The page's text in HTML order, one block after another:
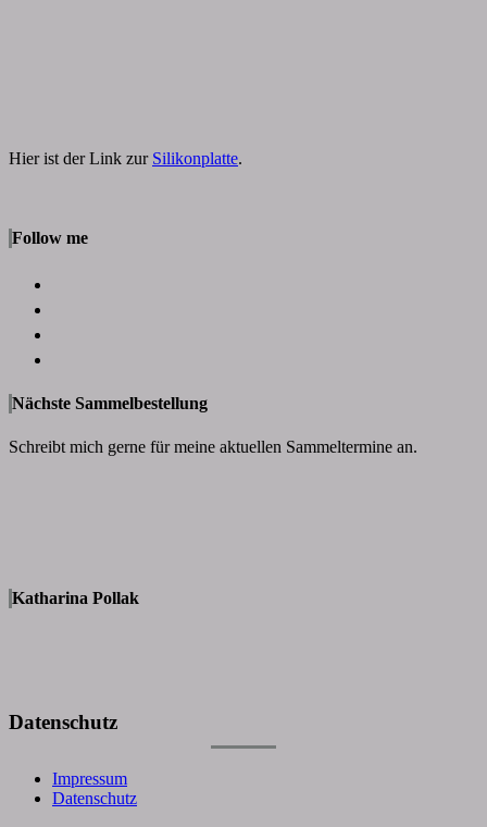
Hier ist der Link zur Silikonplatte.
Follow me
Nächste Sammelbestellung
Schreibt mich gerne für meine aktuellen Sammeltermine an.
Katharina Pollak
Datenschutz
Impressum
Datenschutz